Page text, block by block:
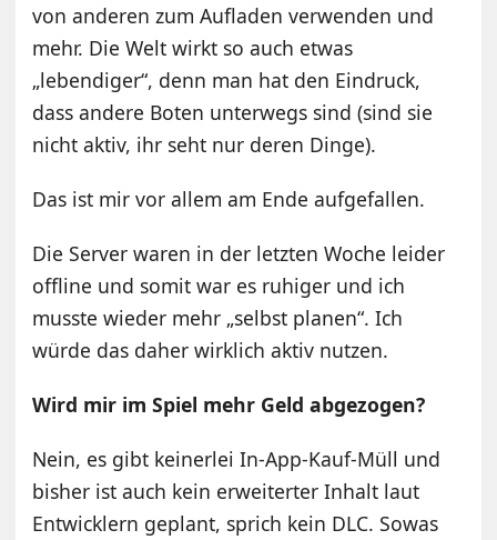
von anderen zum Aufladen verwenden und
mehr. Die Welt wirkt so auch etwas
„lebendiger“, denn man hat den Eindruck,
dass andere Boten unterwegs sind (sind sie
nicht aktiv, ihr seht nur deren Dinge).
Das ist mir vor allem am Ende aufgefallen.
Die Server waren in der letzten Woche leider
offline und somit war es ruhiger und ich
musste wieder mehr „selbst planen“. Ich
würde das daher wirklich aktiv nutzen.
Wird mir im Spiel mehr Geld abgezogen?
Nein, es gibt keinerlei In-App-Kauf-Müll und
bisher ist auch kein erweiterter Inhalt laut
Entwicklern geplant, sprich kein DLC. Sowas